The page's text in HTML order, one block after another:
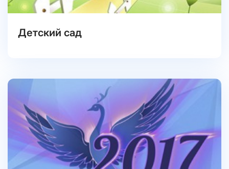
Детский сад